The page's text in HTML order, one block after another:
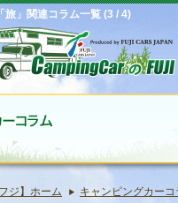
旅」関連コラム一覧 (3 / 4)
ジ】ホーム キャンピングカーコ